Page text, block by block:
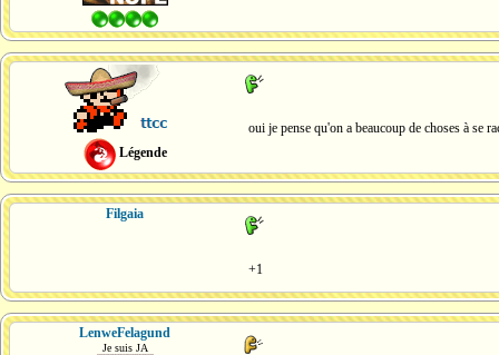
Légende
oui je pense qu'on a beaucoup de choses à se
Filgaia
+1
LenweFelagund
Je suis JA